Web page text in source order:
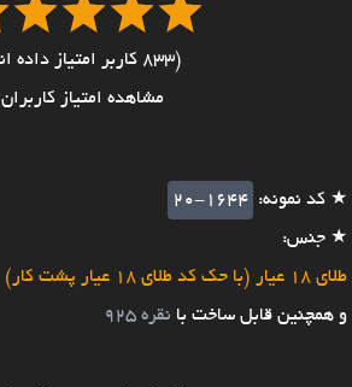
(833 کاربر امتیاز داده اند)
مشاهده امتیاز کاربران
★ کد نمونه: 20-1644
★ جنس:
طلای 18 عیار (با حک کد طلای 18 عیار پشت کار)
و همچنین قابل ساخت با نقره 925